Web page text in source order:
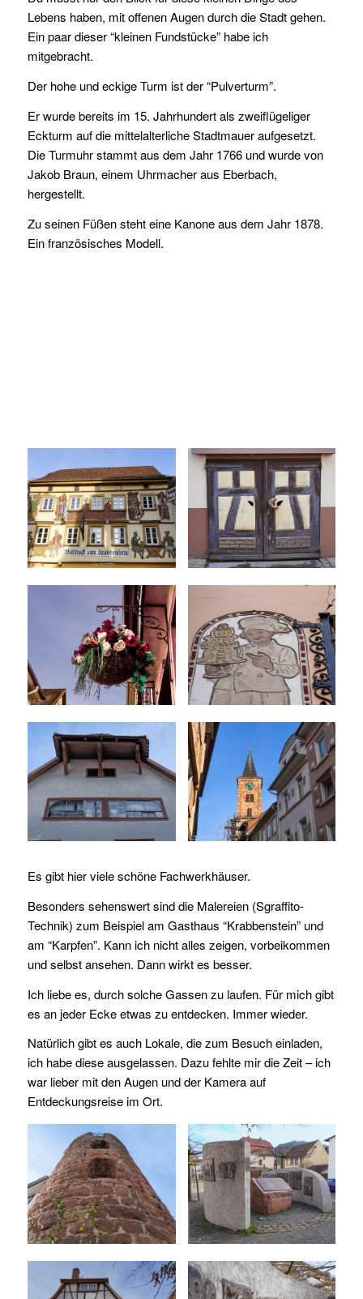
Lebens haben, mit offenen Augen durch die Stadt gehen.
Ein paar dieser “kleinen Fundstücke” habe ich
mitgebracht.
Der hohe und eckige Turm ist der “Pulverturm”.
Er wurde bereits im 15. Jahrhundert als zweiflügeliger
Eckturm auf die mittelalterliche Stadtmauer aufgesetzt.
Die Turmuhr stammt aus dem Jahr 1766 und wurde von
Jakob Braun, einem Uhrmacher aus Eberbach,
hergestellt.
Zu seinen Füßen steht eine Kanone aus dem Jahr 1878.
Ein französisches Modell.
Es gibt hier viele schöne Fachwerkhäuser.
Besonders sehenswert sind die Malereien (Sgraffito-
Technik) zum Beispiel am Gasthaus “Krabbenstein” und
am “Karpfen”. Kann ich nicht alles zeigen, vorbeikommen
und selbst ansehen. Dann wirkt es besser.
Ich liebe es, durch solche Gassen zu laufen. Für mich gibt
es an jeder Ecke etwas zu entdecken. Immer wieder.
Natürlich gibt es auch Lokale, die zum Besuch einladen,
ich habe diese ausgelassen. Dazu fehlte mir die Zeit – ich
war lieber mit den Augen und der Kamera auf
Entdeckungsreise im Ort.